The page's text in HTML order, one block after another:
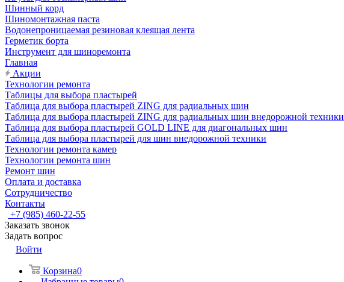
Шинный корд
Шиномонтажная паста
Водонепроницаемая резиновая клеящая лента
Герметик борта
Инструмент для шиноремонта
Главная
Акции
Технологии ремонта
Таблицы для выбора пластырей
Таблица для выбора пластырей ZING для радиальных шин
Таблица для выбора пластырей ZING для радиальных шин внедорожной техники
Таблица для выбора пластырей GOLD LINE для диагональных шин
Таблица для выбора пластырей для шин внедорожной техники
Технологии ремонта камер
Технологии ремонта шин
Ремонт шин
Оплата и доставка
Сотрудничество
Контакты
+7 (985) 460-22-55
Заказать звонок
Задать вопрос
Войти
Корзина0